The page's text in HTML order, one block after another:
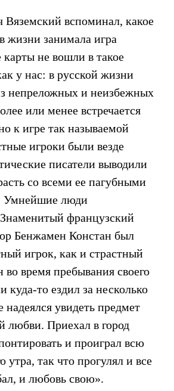
Вяземский вспоминал, какое
жизни занимала игра
не вошли в такое
у нас: в русской жизни
непреложных и неизбежных
или менее встречается
к игре так называемой
игроки были везде
писатели выводили
со всеми ее пагубными
Умнейшие люди
французский
Бенжамен Констан был
игрок, как и страстный
время пребывания своего
то ездил за несколько
надеялся увидеть предмет
любви. Приехал в город
и проиграл всю
утра, так что прогулял и все
и любовь свою».